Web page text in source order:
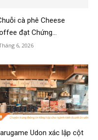
cà phê Cheese
đạt Chứng...
6, 2026
Udon xác lập cột